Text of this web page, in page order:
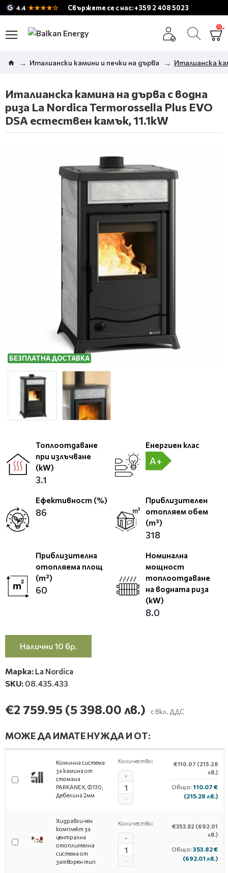
4.4 ★★★★☆ Свържете се с нас: +359 2 408 5023
0
Италиански камини и печки на дърва Италианска
Италианска камина на дърва с водна
риза La Nordica Termorossella Plus EVO
DSA естествен камък, 11.1kW
БЕЗПЛАТНА ДОСТАВКА
Топлоотдаване
при излъчване
(kW)
3.1
Енергиен клас
A+
Ефективност (%)
86
Приблизителен
отопляем обем
(m³)
318
Приблизителна
отопляема площ
(m²)
60
Номинална
мощност
топлоотдаване
на водната риза
(kW)
8.0
Налични 10 бр.
Марка: La Nordica
SKU: 08.435.433
€2 759.95 (5 398.00 лв.) с вкл. ДДС
МОЖЕ ДА ИМАТЕ НУЖДА И ОТ:
Коминна система
за камина от
стомана
PARKANEX, Ф130,
Дебелина 2мм
Количество:
-
+
€110.07 (215.28
лв.)
Общо: 110.07 €
(215.28 лв.)
Хидравличен
комплект за
централна
отоплителна
система от
затворен тип
Количество:
-
+
€353.82 (692.01
лв.)
Общо: 353.82 €
(692.01 лв.)